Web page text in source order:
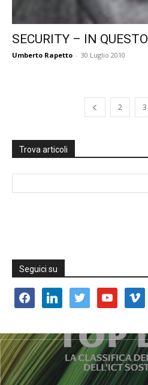
SECURITY – IN
Umberto Rapetto - 30 Luglio 2010
2 3
Trova articoli
Seguici su
facebooklinkedin twitter youtube vimeo